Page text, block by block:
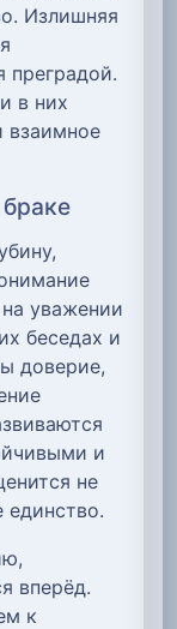
Излишняя
преградой.
в них
взаимное
уважении
беседах и
доверие,
и
не
единство.
вперёд.
к